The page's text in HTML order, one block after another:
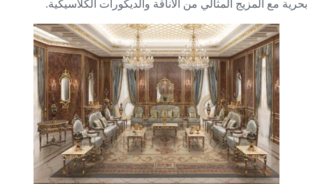
مع المزيج المثالي من الأناقة والديكورات الكلاسيكية.